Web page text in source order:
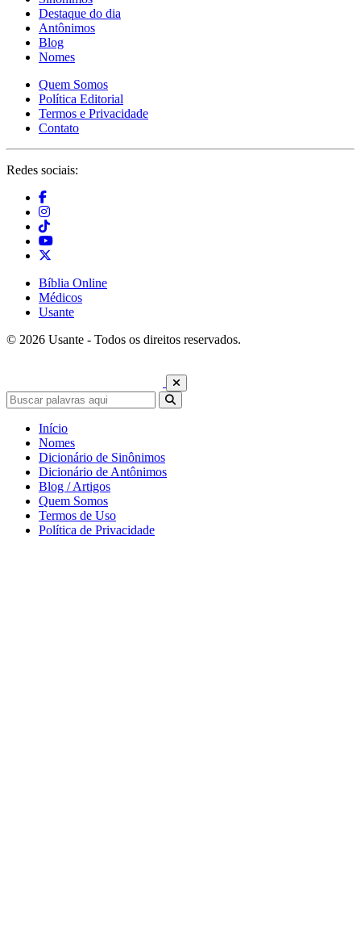
Destaque do dia
Antônimos
Blog
Nomes
Quem Somos
Política Editorial
Termos e Privacidade
Contato
Redes sociais:
Bíblia Online
Médicos
Usante
© 2026 Usante - Todos os direitos reservados.
Início
Nomes
Dicionário de Sinônimos
Dicionário de Antônimos
Blog / Artigos
Quem Somos
Termos de Uso
Política de Privacidade